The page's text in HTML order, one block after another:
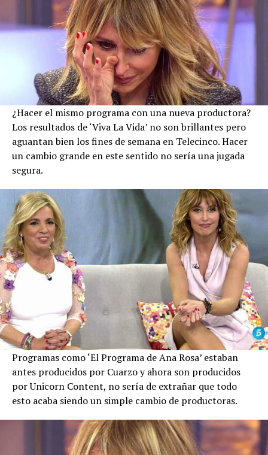
¿Hacer el mismo programa con una nueva productora?
Los resultados de ‘Viva La Vida’ no son brillantes pero
aguantan bien los fines de semana en Telecinco. Hacer
un cambio grande en este sentido no sería una jugada
segura.
Programas como ‘El Programa de Ana Rosa’ estaban
antes producidos por Cuarzo y ahora son producidos
por Unicorn Content, no sería de extrañar que todo
esto acaba siendo un simple cambio de productoras.